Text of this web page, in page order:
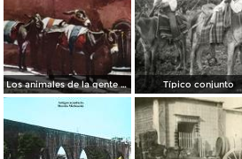
Los animales de la gente pobre Típico conjunto